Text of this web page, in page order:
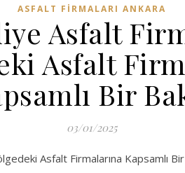
ASFALT FIRMALARI ANKARA
Asfalt
Asfalt
Bir
03/01/2025
Asfalt Firmalarına Kapsamlı Bir